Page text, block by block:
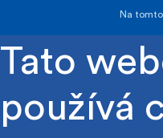
Na
Tato
používá